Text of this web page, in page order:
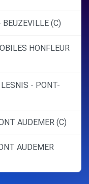
(C)
HONFLEUR
- PONT-
AUDEMER (C)
AUDEMER